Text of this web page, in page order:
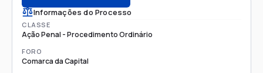
Informações do Processo
CLASSE
Ação Penal - Procedimento Ordinário
FORO
Comarca da Capital